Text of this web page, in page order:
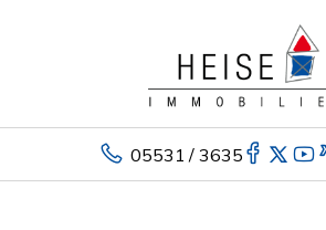
05531 / 3635